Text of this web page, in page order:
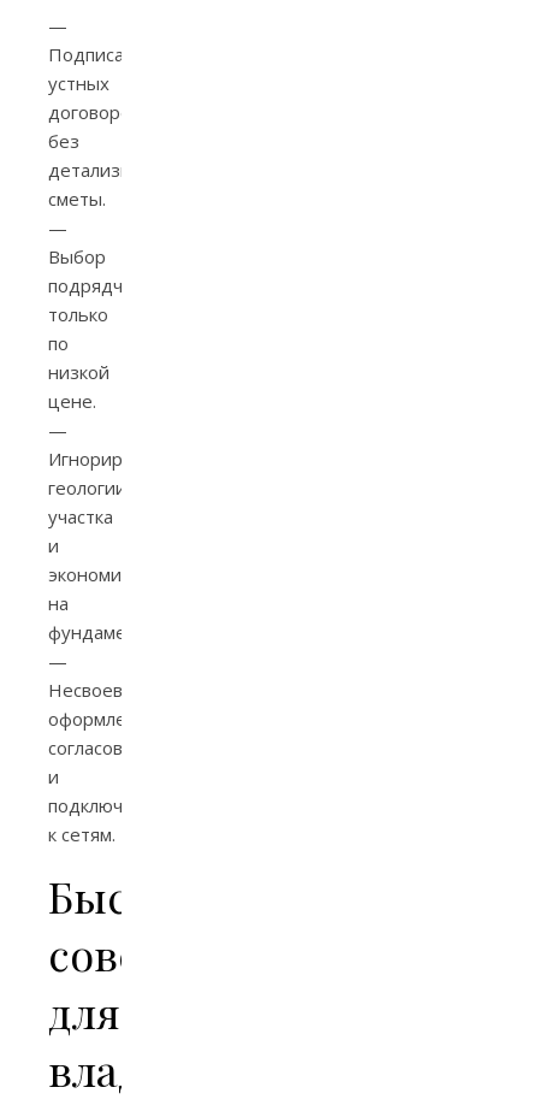
—
Подписание
устных
договорённостей
без
детализированной
сметы.
—
Выбор
подрядчика
только
по
низкой
цене.
—
Игнорирование
геологии
участка
и
экономия
на
фундаменте.
—
Несвоевременное
оформление
согласований
и
подключений
к сетям.
Быстрые
советы
для
владельцев